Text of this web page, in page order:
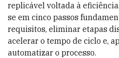
replicável voltada à
se em cinco passos
requisitos, eliminar etapas
acelerar o tempo de ciclo e,
automatizar o processo.